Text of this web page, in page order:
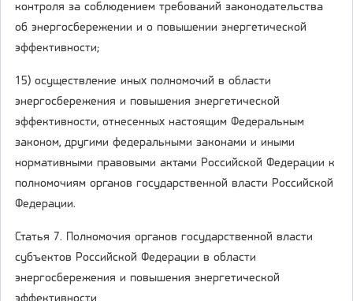
контроля за соблюдением требований законодательства
об энергосбережении и о повышении энергетической
эффективности;
15) осуществление иных полномочий в области
энергосбережения и повышения энергетической
эффективности, отнесенных настоящим Федеральным
законом, другими федеральными законами и иными
нормативными правовыми актами Российской Федерации к
полномочиям органов государственной власти Российской
Федерации.
Статья 7. Полномочия органов государственной власти
субъектов Российской Федерации в области
энергосбережения и повышения энергетической